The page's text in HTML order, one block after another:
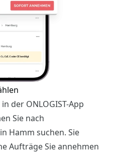
der ONLOGIST-App
Sie nach
Hamm suchen. Sie
Aufträge Sie annehmen